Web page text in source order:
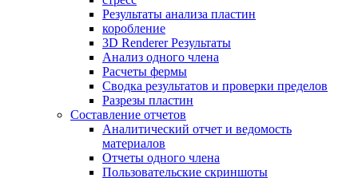
Результаты анализа пластин
коробление
3D Renderer Результаты
Анализ одного члена
Расчеты фермы
Сводка результатов и проверки пределов
Разрезы пластин
Составление отчетов
Аналитический отчет и ведомость
материалов
Отчеты одного члена
Пользовательские скриншоты